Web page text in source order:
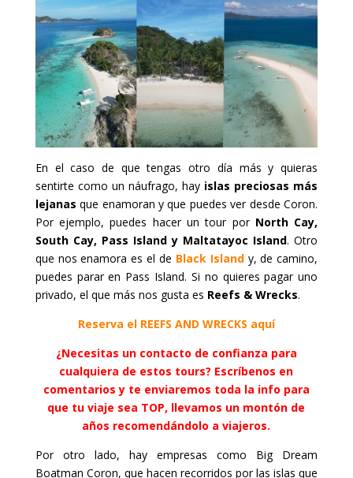
En el caso de que tengas otro día más y quieras
sentirte como un náufrago, hay islas preciosas más
lejanas que enamoran y que puedes ver desde Coron.
Por ejemplo, puedes hacer un tour por North Cay,
South Cay, Pass Island y Maltatayoc Island. Otro
que nos enamora es el de Black Islandy, de camino,
puedes parar en Pass Island. Si no quieres pagar uno
privado, el que más nos gusta es Reefs & Wrecks.
Reserva el REEFS AND WRECKS aquí
¿Necesitas un contacto de confianza para
cualquiera de estos tours? Escríbenos en
comentarios y te enviaremos toda la info para
que tu viaje sea TOP, llevamos un montón de
años recomendándolo a viajeros.
Por otro lado, hay empresas como Big Dream
Boatman Coron, que hacen recorridos por las islas que